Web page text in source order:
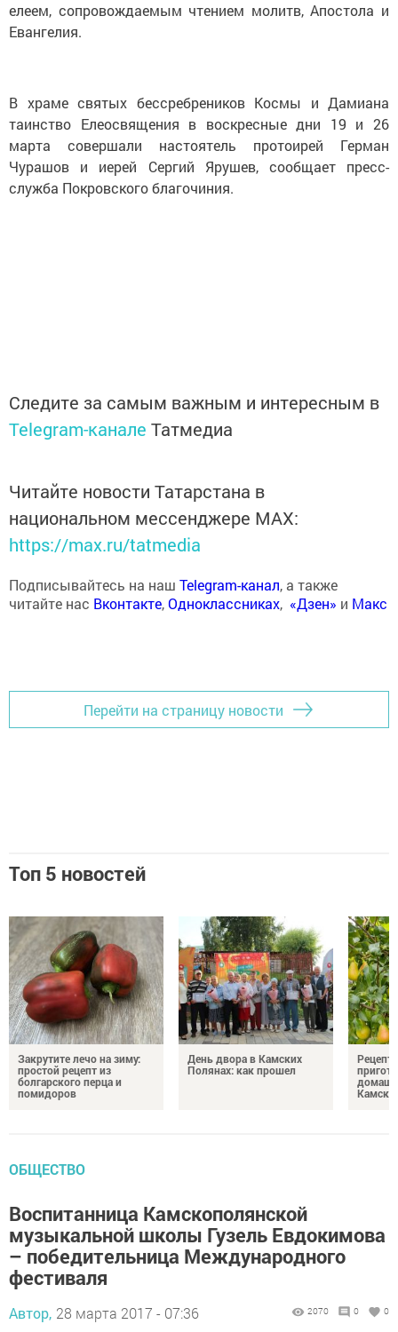
елеем, сопровождаемым чтением молитв, Апостола и
Евангелия.
В храме святых бессребреников Космы и Дамиана
таинство Елеосвящения в воскресные дни 19 и 26
марта совершали настоятель протоирей Герман
Чурашов и иерей Сергий Ярушев, сообщает пресс-
служба Покровского благочиния.
Следите за самым важным и интересным в
Telegram-канале Татмедиа
Читайте новости Татарстана в
национальном мессенджере MАХ:
https://max.ru/tatmedia
Подписывайтесь на наш Telegram-канал, а также
читайте нас Вконтакте,Одноклассниках, «Дзен» и Макс
Перейти на страницу новости
Топ 5 новостей
Закрутите лечо на зиму:
простой рецепт из
болгарского перца и
помидоров
День двора в Камских
Полянах: как прошел
ОБЩЕСТВО
Воспитанница Камскополянской
музыкальной школы Гузель Евдокимова
– победительница Международного
фестиваля
Автор, 28 марта 2017 - 07:36 2070 0 0